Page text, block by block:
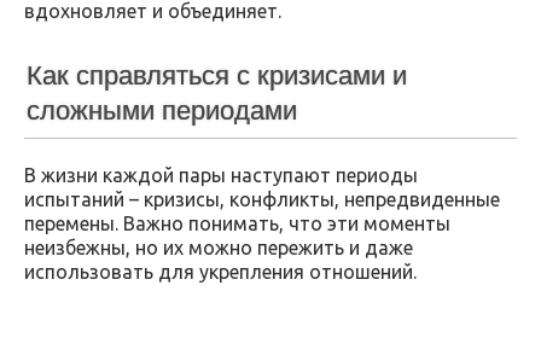
вдохновляет и объединяет.
Как справляться с кризисами и
сложными периодами
В жизни каждой пары наступают периоды
испытаний – кризисы, конфликты, непредвиденные
перемены. Важно понимать, что эти моменты
неизбежны, но их можно пережить и даже
использовать для укрепления отношений.